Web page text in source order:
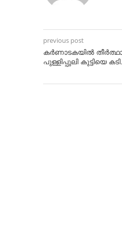
previous post
കര്‍ണാടകയില്‍
പുള്ളിപ്പുലി കുട്ടിയെ